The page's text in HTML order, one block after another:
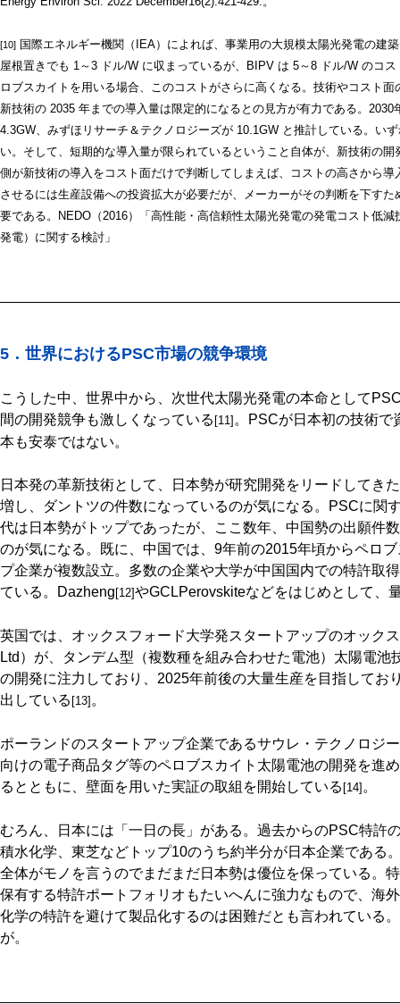
[10] 国際エネルギー機関（IEA）によれば、事業用の大規模太陽光発電の建
屋根置きでも 1～3 ドル/W に収まっているが、BIPV は 5～8 ドル/W のコ
ロブスカイトを用いる場合、このコストがさらに高くなる。技術やコスト
新技術の 2035 年までの導入量は限定的になるとの見方が有力である。
4.3GW、みずほリサーチ＆テクノロジーズが 10.1GW と推計している。い
い。そして、短期的な導入量が限られているということ自体が、新技術の
側が新技術の導入をコスト面だけで判断してしまえば、コストの高さから
させるには生産設備への投資拡大が必要だが、メーカーがその判断を下す
要である。NEDO（2016）「高性能・高信頼性太陽光発電の発電コスト低
発電）に関する検討」
5．世界におけるPSC市場の競争環境
こうした中、世界中から、次世代太陽光発電の本命として
間の開発競争も激しくなっている [11] 。PSCが日本初の技術で
本も安泰ではない。
日本発の革新技術として、日本勢が研究開発をリードしてき
増し、ダントツの件数になっているのが気になる。PSCに関
代は日本勢がトップであったが、ここ数年、中国勢の出願件
のが気になる。既に、中国では、9年前の2015年頃からペロ
プ企業が複数設立。多数の企業や大学が中国国内での特許取
ている。Dazheng[12]やGCLPerovskiteなどをはじめとして、
英国では、オックスフォード大学発スタートアップのオック
Ltd）が、タンデム型（複数種を組み合わせた電池）太陽電
の開発に注力しており、2025年前後の大量生産を目指してお
出している [13] 。
ポーランドのスタートアップ企業であるサウレ・テクノロジ
向けの電子商品タグ等のペロブスカイト太陽電池の開発を進
るとともに、壁面を用いた実証の取組を開始している [14] 。
むろん、日本には「一日の長」がある。過去からのPSC特許
積水化学、東芝などトップ10のうち約半分が日本企業である
全体がモノを言うのでまだまだ日本勢は優位を保っている。
保有する特許ポートフォリオもたいへんに強力なもので、海
化学の特許を避けて製品化するのは困難だとも言われている
が。